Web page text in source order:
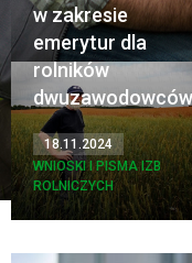
w zakresie
emerytur dla
rolników
dwuzawodowców
18.11.2024
WNIOSKI I PISMA IZB
ROLNICZYCH